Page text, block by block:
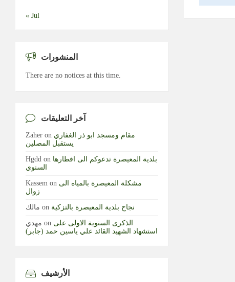
« Jul
المنشورات
There are no notices at this time.
آخر التعليقات
Zaher on مقام ومسجد ابو ذر الغفاري
يستقبل المصلين
Hgdd on بلدية المعيصرة تدعوكم الى افطارها
السنوي
Kassem on مشكلة المعيصرة بالمياه الى
زوال
مالك on نجاح بلدية المعيصرة بالتزكية
مهدي on الذكرى السنوية الاولى على
استشهاد الشهيد القائد علي ياسين حمد (جابر)
الأرشيف